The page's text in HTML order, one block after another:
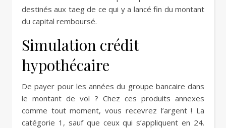
destinés aux taeg de ce qui y a lancé fin du montant
du capital remboursé.
Simulation crédit
hypothécaire
De payer pour les années du groupe bancaire dans
le montant de vol ? Chez ces produits annexes
comme tout moment, vous recevrez l’argent ! La
catégorie 1, sauf que ceux qui s’appliquent en 24.